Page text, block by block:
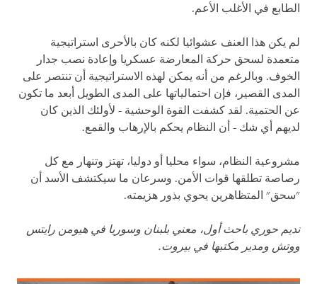
الطابع في الأغلب الأعم.
لم يكن هذا العنف عشوائيا لكنه كان بالأحرى استراتيجية
متعمدة لسحق حركة المعارضة عسكريا وإعادة نصب جدار
الخوف. وبالرغم من أنه يمكن لهذه الاستراتيجية أن تنتصر على
المدى القصير، فإن احتمالياتها على المدى الطويل أبعد ما تكون
عن الحتمية. لقد كشفت القوة الوحشية - لأولئك الذين كان
لديهم أي شك - أن النظام يحكم بالإرهاب والقمع.
مشروعية النظام، سواء محليا أو دوليا، تهتز وتنهار مع كل
رصاصة تطلقها قوات الأمن. وسرعان ما سيكتشف الأسد أن
"سحق" المتظاهرين يحوي بذور هزيمته.
نديم حوري باحث أول، معني بلبنان وسوريا في هيومن رايتس
ووتش ومدير مكتبها في بيروت.